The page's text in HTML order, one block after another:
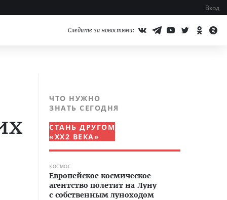
Вход
Следите за новостями:
ЧТО НУЖНО
ЗНАТЬ СЕГОДНЯ
СТАНЬ ДРУГОМ
«XX2 ВЕКА»
КОСМОС
Европейское космическое
агентство полетит на Луну
с собственным луноходом